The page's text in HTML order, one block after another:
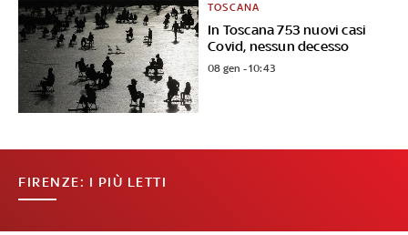
In Toscana 753 nuovi casi
Covid, nessun decesso
TOSCANA
08 gen - 10:43
FIRENZE: I PIÙ LETTI